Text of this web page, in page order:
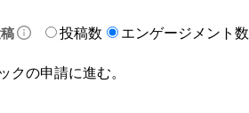
投稿数 エンゲージメント数
の申請に進む。